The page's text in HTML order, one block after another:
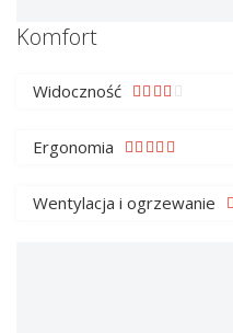
Komfort
Widoczność
Ergonomia
Wentylacja i ogrzewanie